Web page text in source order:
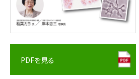
PDFを見る